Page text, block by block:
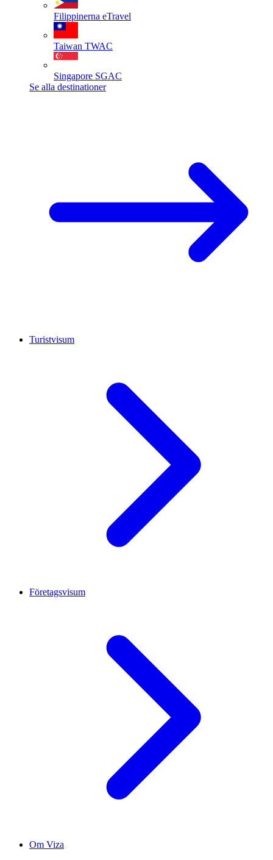
Filippinerna eTravel
Taiwan TWAC
Singapore SGAC
Se alla destinationer
Turistvisum
Företagsvisum
Om Viza